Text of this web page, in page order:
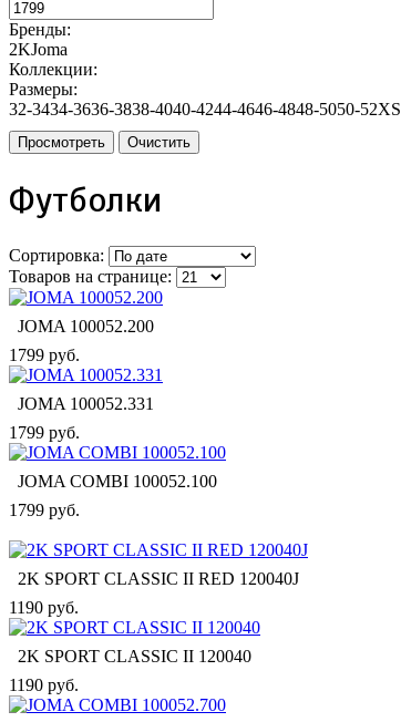
Бренды:
2KJoma
Коллекции:
Размеры:
32-3434-3636-3838-4040-4244-4646-4848-5050-52XS
Просмотреть Очистить
Футболки
Сортировка:
Товаров на странице:
JOMA 100052.200
1799 руб.
JOMA 100052.331
1799 руб.
JOMA COMBI 100052.100
1799 руб.
2K SPORT CLASSIC II RED 120040J
1190 руб.
2K SPORT CLASSIC II 120040
1190 руб.